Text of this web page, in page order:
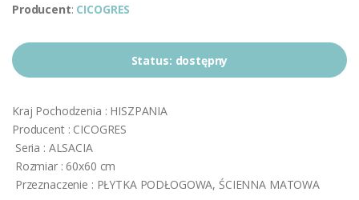
Producent: CICOGRES
Status: dostępny
Kraj Pochodzenia : HISZPANIA
Producent : CICOGRES
Seria : ALSACIA
Rozmiar : 60x60 cm
Przeznaczenie : PŁYTKA PODŁOGOWA, ŚCIENNA MATOWA